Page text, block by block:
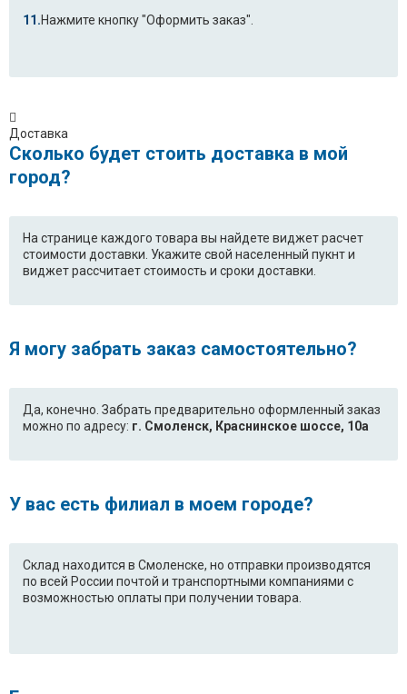
Нажмите кнопку "Оформить заказ".
Доставка
Сколько будет стоить доставка в мой
город?
На странице каждого товара вы найдете виджет расчет
стоимости доставки. Укажите свой населенный пукнт и
виджет рассчитает стоимость и сроки доставки.
Я могу забрать заказ самостоятельно?
Да, конечно. Забрать предварительно оформленный заказ
можно по адресу: г. Смоленск, Краснинское шоссе, 10а
У вас есть филиал в моем городе?
Склад находится в Смоленске, но отправки производятся
по всей России почтой и транспортными компаниями с
возможностью оплаты при получении товара.